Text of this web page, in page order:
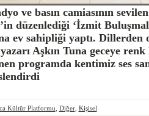
ve basın camiasının
düzenlediği ‘İzmit
ev sahipliği yaptı. Dillerden
yazarı Aşkın Tuna geceye
programda kentimiz ses
Kültür Platformu Diğer, Kişisel